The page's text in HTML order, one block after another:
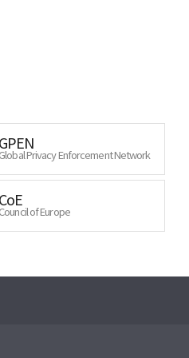
GPEN
Global Privacy Enforcement Network
CoE
Council of Europe